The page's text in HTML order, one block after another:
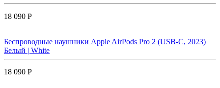
18 090 Р
Беспроводные наушники Apple AirPods Pro 2 (USB-C, 2023)
Белый | White
18 090 Р